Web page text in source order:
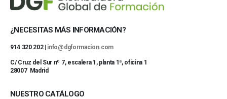
¿NECESITAS MÁS INFORMACIÓN?
914 320 202 | info@dgformacion.com
C/ Cruz del Sur nº 7, escalera 1, planta 1ª, oficina 1
28007 Madrid
NUESTRO CATÁLOGO